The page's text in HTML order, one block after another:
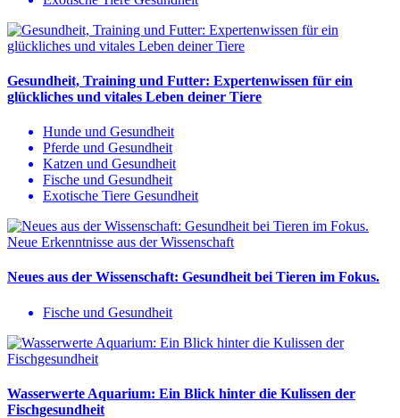
Gesundheit, Training und Futter: Expertenwissen für ein
glückliches und vitales Leben deiner Tiere
Hunde und Gesundheit
Pferde und Gesundheit
Katzen und Gesundheit
Fische und Gesundheit
Exotische Tiere Gesundheit
Neues aus der Wissenschaft: Gesundheit bei Tieren im Fokus.
Fische und Gesundheit
Wasserwerte Aquarium: Ein Blick hinter die Kulissen der
Fischgesundheit